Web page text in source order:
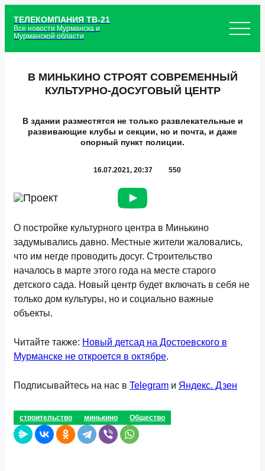
ТЕЛЕКОМПАНИЯ ТВ-21
Все новости Мурманска и
Мурманской области
В МИНЬКИНО СТРОЯТ СОВРЕМЕННЫЙ
КУЛЬТУРНО-ДОСУГОВЫЙ ЦЕНТР
В здании разместятся не только развлекательные и
развивающие клубы и секции, но и почта, и даже
опорный пункт полиции.
16.07.2021, 20:37 550
О постройке культурного центра в Минькино
задумывались давно. Местные жители жаловались,
что им негде проводить досуг. Строительство
началось в марте этого года на месте старого
детского сада. Новый центр будет включать в себя не
только дом культуры, но и социально важные
объекты.
Читайте также: Новый детсад на Достоевского в
Мурманске не откроется в октябре.
Подписывайтесь на нас в Telegram и Яндекс. Дзен
строительство минькино Общество